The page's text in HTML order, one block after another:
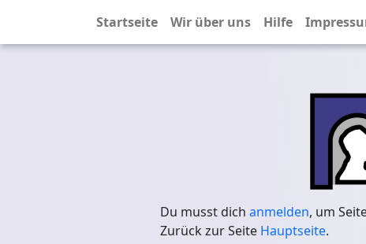
Startseite Wir über uns Hilfe
Du musst dich anmelden, um
Zurück zur Seite Hauptseite.